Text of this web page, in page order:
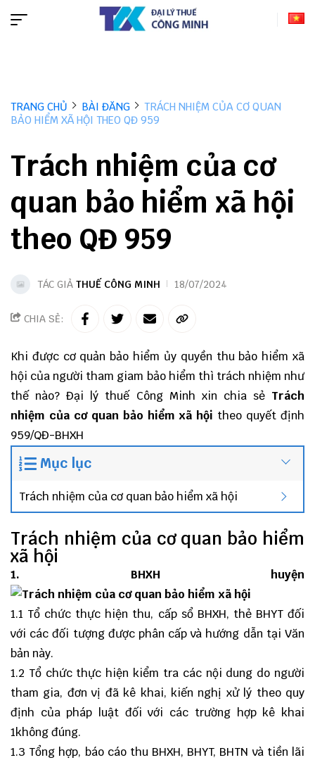
TRANG CHỦ BÀI ĐĂNG
TRÁCH NHIỆM CỦA CƠ QUAN
BẢO HIỂM XÃ HỘI THEO QĐ 959
Trách nhiệm của cơ
quan bảo hiểm xã hội
theo QĐ 959
TÁC GIẢ THUẾ CÔNG MINH 18/07/2024
CHIA SẺ:
Khi được cơ quản bảo hiểm ủy quyền thu bảo hiểm xã
hội của người tham giam bảo hiểm thì trách nhiệm như
thế nào?Đại lý thuế Công Minh xin chia sẻTrách
nhiệm của cơ quan bảo hiểm xã hội theo quyết định
959/QĐ-BHXH
Mục lục
Trách nhiệm của cơ quan bảo hiểm xã hội
Trách nhiệm của cơ quan bảo hiểm
xã hội
1. BHXH huyện
1.1 Tổ chức thực hiện thu, cấp sổ BHXH, thẻ BHYT đối
với các đối tượng được phân cấp và hướng dẫn tại Văn
bản này.
1.2 Tổ chức thực hiện kiểm tra các nội dung do người
tham gia, đơn vị đã kê khai, kiến nghị xử lý theo quy
định của pháp luật đối với các trường hợp kê khai
1không đúng.
1.3 Tổng hợp, báo cáo thu BHXH, BHYT, BHTN và tiền lãi